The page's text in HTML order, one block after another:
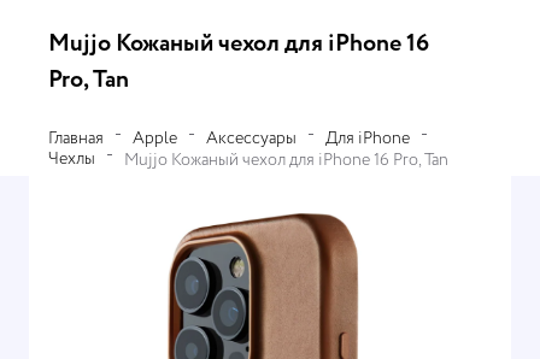
Mujjo Кожаный чехол для iPhone 16
Pro, Tan
Главная Apple Аксессуары
Для iPhone
Чехлы
Mujjo Кожаный чехол для iPhone 16 Pro, Tan